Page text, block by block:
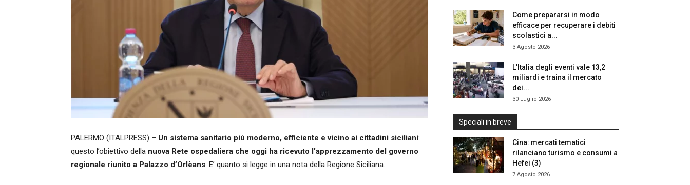
PALERMO (ITALPRESS) – Un sistema sanitario più moderno, efficiente e vicino ai cittadini siciliani:
questo l’obiettivo della nuova Rete ospedaliera che oggi ha ricevuto l’apprezzamento del governo
regionale riunito a Palazzo d’Orlèans. E’ quanto si legge in una nota della Regione Siciliana.
Come prepararsi in modo
efficace per recuperare i debiti
scolastici a...
3 Agosto 2026
L’Italia degli eventi vale 13,2
miliardi e traina il mercato
dei...
30 Luglio 2026
Speciali in breve
Cina: mercati tematici
rilanciano turismo e consumi a
Hefei (3)
7 Agosto 2026